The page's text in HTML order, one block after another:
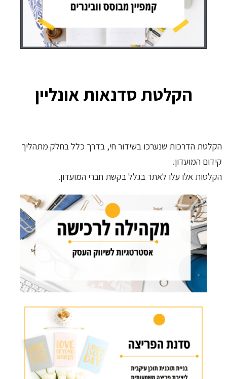
הקלטת סדנאות אונליין
הקלטת הדרכות שנערכו בשידור חי, בדרך כלל בחלק מתהליך
קידום המועדון.
הקלטות אלו עלו לאתר בגלל בקשת חברי המועדון.